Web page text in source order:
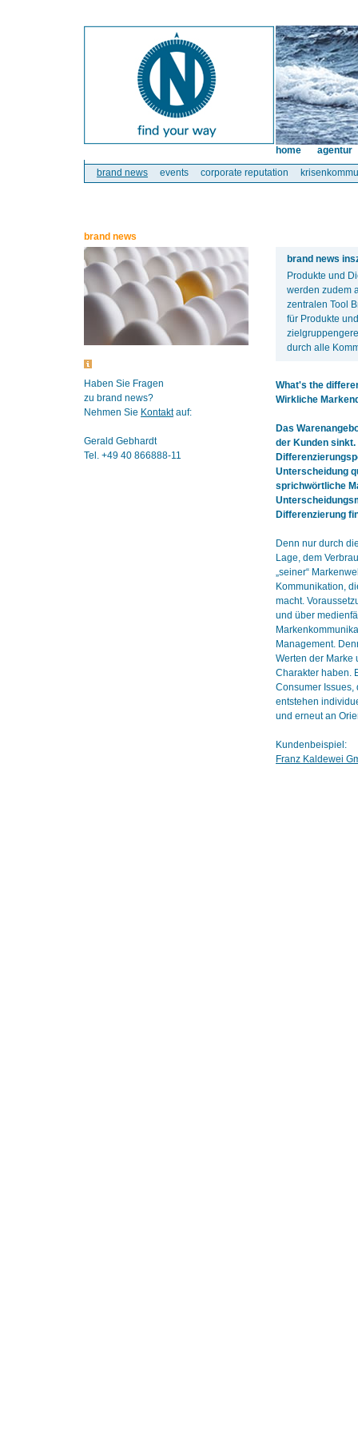
brand news events corporate reputation
home agentur
brand news
Haben Sie Fragen
zu brand news?
Nehmen Sie Kontaktauf:
Gerald Gebhardt
Tel. +49 40 866888-11
brand news
Produkte und
werden zudem
zentralen Tool
für Produkte
durch alle
What's the
Wirkliche
Das
der Kunden sinkt.
Unterscheidung
sprichwörtliche
Differenzierung
Denn nur durch
Lage, dem
„seiner“
Kommunikation,
macht.
und über
Management.
Werten der Marke
Charakter haben.
Consumer Issues,
entstehen
und erneut an
Kundenbeispiel:
Franz Kaldewei